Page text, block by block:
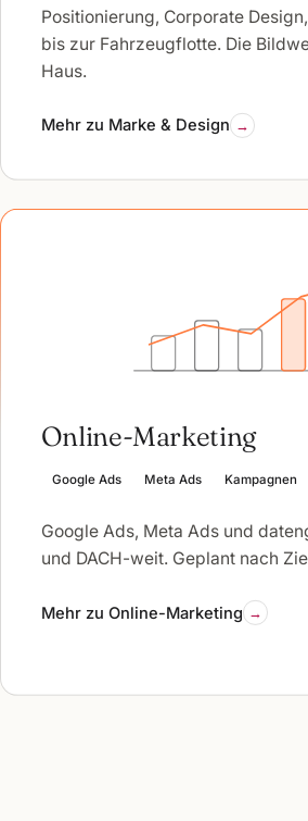
Positionierung, Corporate
bis zur Fahrzeugflotte. Die
Haus.
Mehr zu Marke & Design
Online-Marketing
Google Ads Meta Ads Kampagnen
Google Ads, Meta Ads und
und DACH-weit. Geplant nach
Mehr zu Online-Marketing